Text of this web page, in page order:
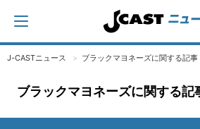
J-CASTニュース ブラックマヨネーズに関する記事
ブラックマヨネーズに関する記